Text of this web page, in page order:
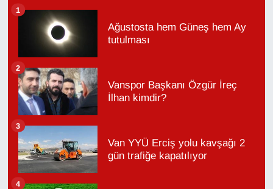
Ağustosta hem Güneş hem Ay
tutulması
1
Vanspor Başkanı Özgür İreç
İlhan kimdir?
2
Van YYÜ Erciş yolu kavşağı 2
gün trafiğe kapatılıyor
3
4